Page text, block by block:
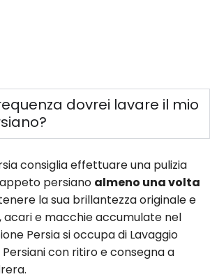
dovrei lavare il mio
consiglia effettuare una pulizia
persiano almeno una volta
la sua brillantezza originale e
acari e macchie accumulate nel
Persia si occupa di Lavaggio
con ritiro e consegna a